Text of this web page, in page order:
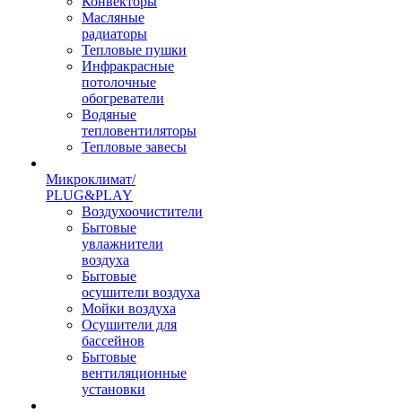
Масляные
радиаторы
Тепловые пушки
Инфракрасные
потолочные
обогреватели
Водяные
тепловентиляторы
Тепловые завесы
Микроклимат/
PLUG&PLAY
Воздухоочистители
Бытовые
увлажнители
воздуха
Бытовые
осушители воздуха
Мойки воздуха
Осушители для
бассейнов
Бытовые
вентиляционные
установки